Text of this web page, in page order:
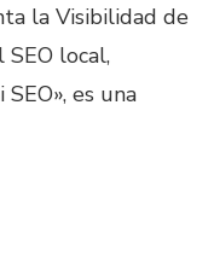
la Visibilidad de
local,
es una